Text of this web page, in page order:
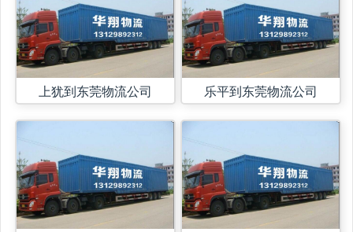
上犹到东莞物流公司 乐平到东莞物流公司